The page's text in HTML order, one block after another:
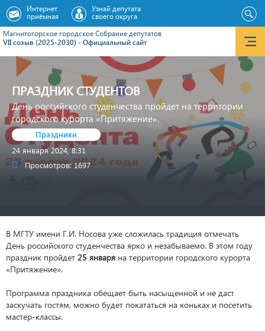
Магнитогорское городское Cобрание депутатов
VII созыв (2025-2030) - Официальный сайт
Интернет
приёмная
Узнай депутата
своего округа
ПРАЗДНИК СТУДЕНТОВ
День российского студенчества пройдет на территории
городского курорта «Притяжение».
Праздники
24 января 2024, 8:31
Просмотров: 1697
В МГТУ имени Г.И. Носова уже сложилась традиция отмечать
День российского студенчества ярко и незабываемо. В этом году
праздник пройдет 25 января на территории городского курорта
«Притяжение».
Программа праздника обещает быть насыщенной и не даст
заскучать гостям, можно будет покататься на коньках и посетить
мастер-классы.